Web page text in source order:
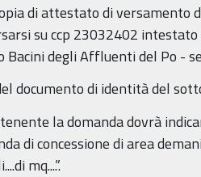
di attestato di versamento
su ccp 23032402
Bacini degli Affluenti del Po -
documento di identità del
la domanda dovrà
di concessione di area
mq....”.